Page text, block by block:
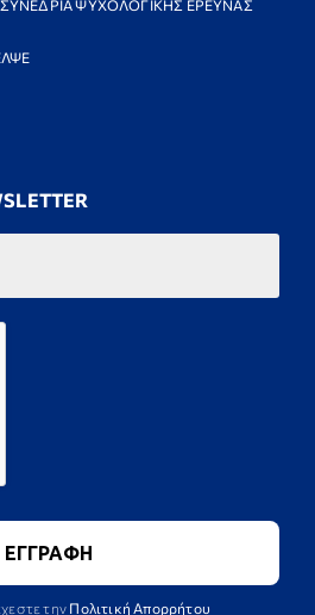
ΨΥΧΟΛΟΓΙΚΗΣ ΕΡΕΥΝΑΣ
την Πολιτική Απορρήτου